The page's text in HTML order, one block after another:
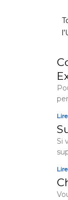
Si